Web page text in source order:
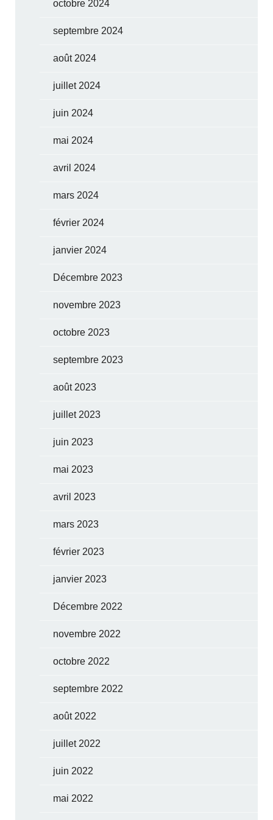
octobre 2024
septembre 2024
août 2024
juillet 2024
juin 2024
mai 2024
avril 2024
mars 2024
février 2024
janvier 2024
Décembre 2023
novembre 2023
octobre 2023
septembre 2023
août 2023
juillet 2023
juin 2023
mai 2023
avril 2023
mars 2023
février 2023
janvier 2023
Décembre 2022
novembre 2022
octobre 2022
septembre 2022
août 2022
juillet 2022
juin 2022
mai 2022